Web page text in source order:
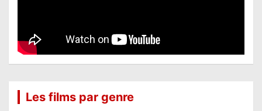
Les films par genre